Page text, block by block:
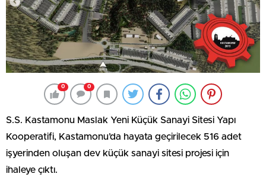
0 0
S.S. Kastamonu Maslak Yeni Küçük Sanayi Sitesi Yapı
Kooperatifi, Kastamonu’da hayata geçirilecek 516 adet
işyerinden oluşan dev küçük sanayi sitesi projesi için
ihaleye çıktı.